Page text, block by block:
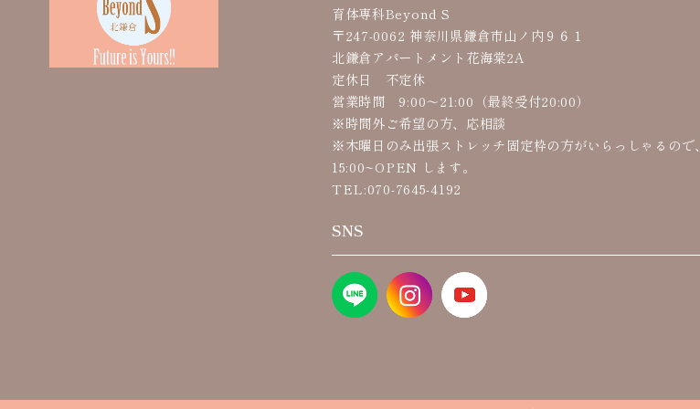
育体専科Beyond S
〒247-0062 神奈川県鎌倉市山ノ内９６１
北鎌倉アパートメント花海棠2A
定休日 不定休
営業時間 9:00〜21:00（最終受付20:00）
※時間外ご希望の方、応相談
※木曜日のみ出張ストレッチ固定枠の方がいらっしゃるので、
15:00~OPEN します。
TEL:070-7645-4192
SNS